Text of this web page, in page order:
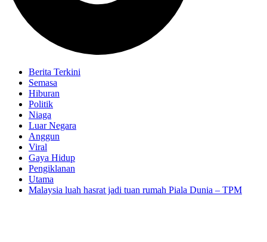
Berita Terkini
Semasa
Hiburan
Politik
Niaga
Luar Negara
Anggun
Viral
Gaya Hidup
Pengiklanan
Utama
Malaysia luah hasrat jadi tuan rumah Piala Dunia – TPM